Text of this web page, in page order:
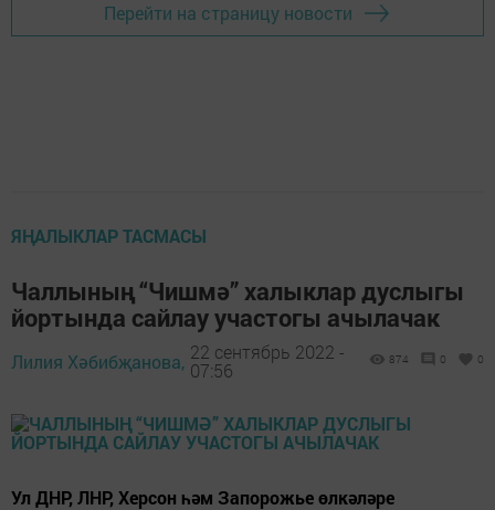
Перейти на страницу новости
ЯҢАЛЫКЛАР ТАСМАСЫ
Чаллының “Чишмә” халыклар дуслыгы
йортында сайлау участогы ачылачак
Лилия Хәбибҗанова, 22 сентябрь 2022 -
07:56
874 0 0
Ул ДНР, ЛНР, Херсон һәм Запорожье өлкәләре